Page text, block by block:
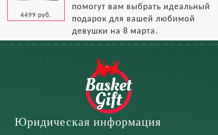
4499 руб.
помогут вам выбрать идеальный
подарок для вашей любимой
девушки на 8 марта.
Юридическая информация